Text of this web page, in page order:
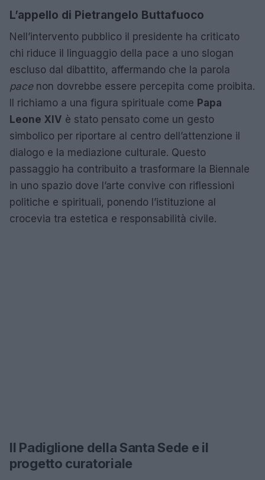
L’appello di Pietrangelo Buttafuoco
Nell’intervento pubblico il presidente ha criticato
chi riduce il linguaggio della pace a uno slogan
escluso dal dibattito, affermando che la parola
pacenon dovrebbe essere percepita come proibita.
Il richiamo a una figura spirituale come Papa
Leone XIV è stato pensato come un gesto
simbolico per riportare al centro dell’attenzione il
dialogo e la mediazione culturale. Questo
passaggio ha contribuito a trasformare la Biennale
in uno spazio dove l’arte convive con riflessioni
politiche e spirituali, ponendo l’istituzione al
crocevia tra estetica e responsabilità civile.
Il Padiglione della Santa Sede e il
progetto curatoriale